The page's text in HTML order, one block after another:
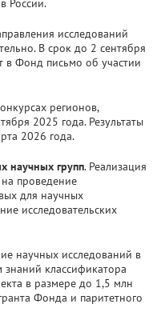
России.
исследований
В срок до 2 сентября
в Фонд письмо об участии
регионов,
2025 года. Результаты
2026 года.
научных групп. Реализация
проведение
для научных
исследовательских
научных исследований в
классификатора
в размере до 1,5 млн
Фонда и паритетного